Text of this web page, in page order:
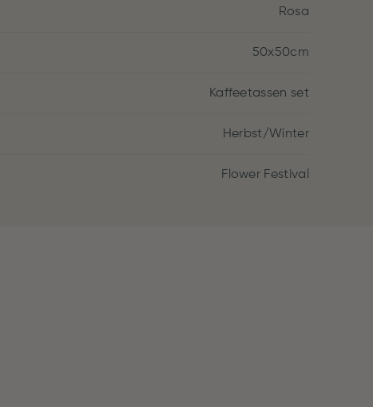
Rosa
50x50cm
Kaffeetassen set
Herbst/Winter
Flower Festival